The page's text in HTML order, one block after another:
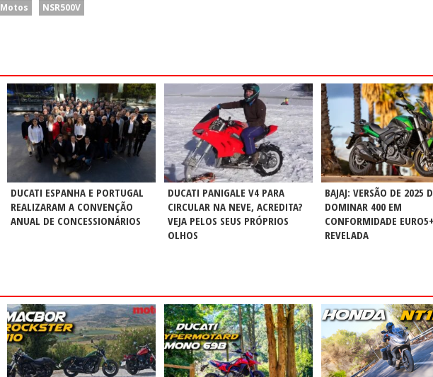
Motos NSR500V
DUCATI ESPANHA E PORTUGAL
REALIZARAM A CONVENÇÃO
ANUAL DE CONCESSIONÁRIOS
DUCATI PANIGALE V4 PARA
CIRCULAR NA NEVE, ACREDITA?
VEJA PELOS SEUS PRÓPRIOS
OLHOS
BAJAJ: VERSÃO DE 2025
DOMINAR 400 EM
CONFORMIDADE EURO5+
REVELADA